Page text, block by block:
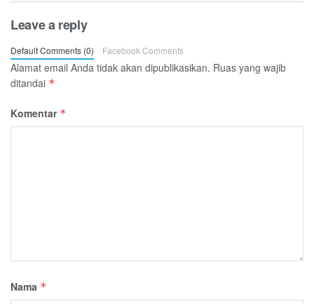
Leave a reply
Default Comments (0) Facebook Comments
Alamat email Anda tidak akan dipublikasikan. Ruas yang wajib
ditandai *
Komentar *
Nama *